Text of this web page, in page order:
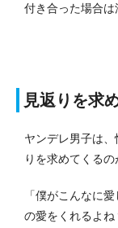
付き合った場合は
見返りを求
ヤンデレ男子は
りを求めてくるの
「僕がこんなに
の愛をくれるよね